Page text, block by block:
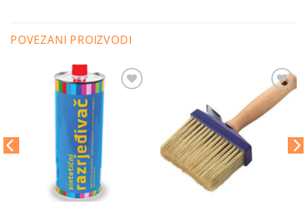
POVEZANI PROIZVODI
Dodaj
na